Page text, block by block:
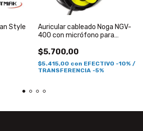
Style
Auricular cableado Noga NGV-
400 con micrófono para
$5.700,00
$5.415,00 con EFECTIVO -10% /
TRANSFERENCIA -5%